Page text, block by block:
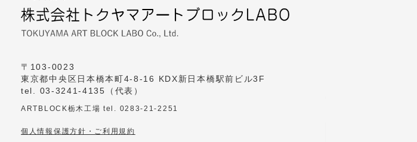
〒103-0023
東京都中央区日本橋本町4-8-16 KDX新日本橋駅前ビル3F
tel. 03-3241-4135（代表）
ARTBLOCK栃木工場 tel. 0283-21-2251
個人情報保護方針・ご利用規約